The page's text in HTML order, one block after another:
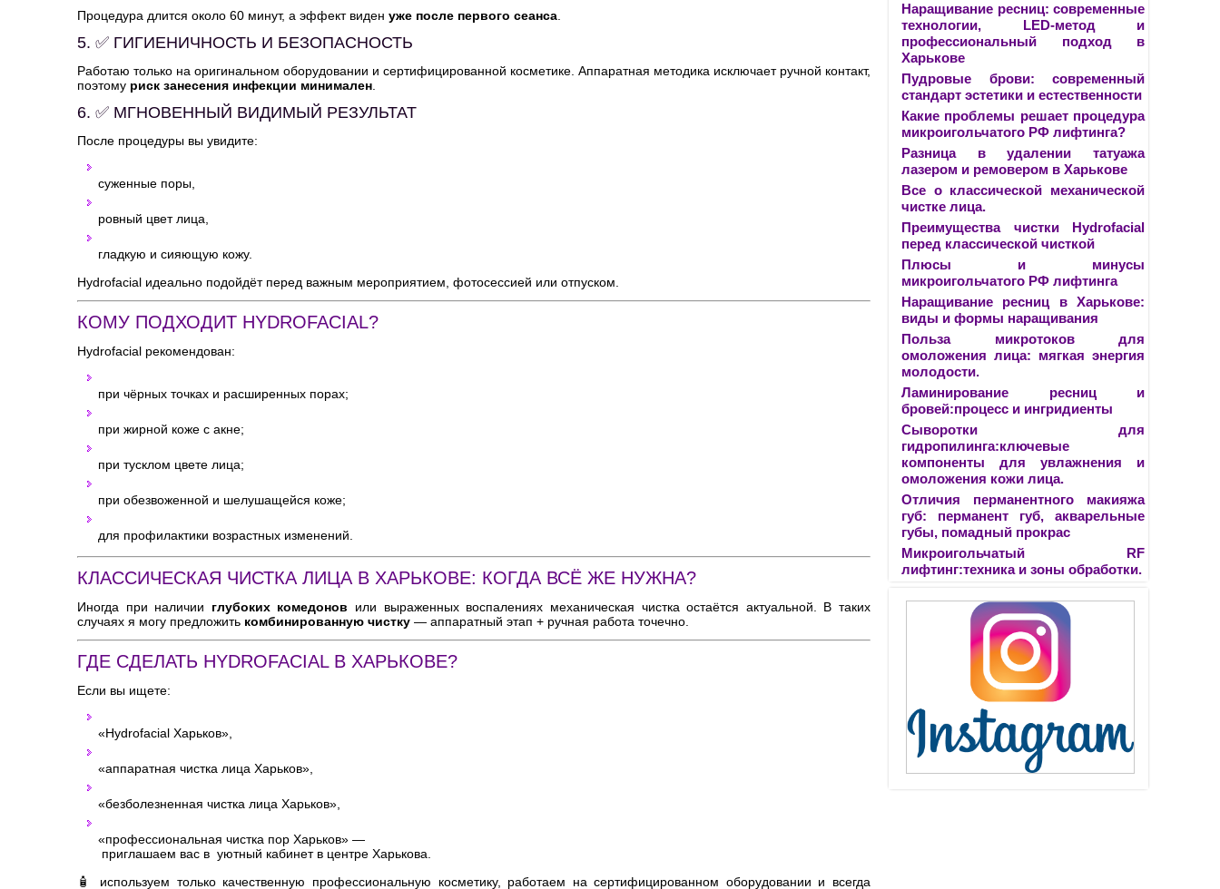
Процедура длится около 60 минут, а эффект виден уже после первого сеанса
5. ✅ ГИГИЕНИЧНОСТЬ И БЕЗОПАСНОСТЬ
Работаю только на оригинальном оборудовании и сертифицированной косметике. Аппаратная методика исключает ручной контакт,
поэтому риск занесения инфекции минимален
6. ✅ МГНОВЕННЫЙ ВИДИМЫЙ РЕЗУЛЬТАТ
После процедуры вы увидите:
суженные поры,
ровный цвет лица,
гладкую и сияющую кожу.
Hydrofacial идеально подойдёт перед важным мероприятием, фотосессией или отпуском.
КОМУ ПОДХОДИТ HYDROFACIAL?
Hydrofacial рекомендован:
при чёрных точках и расширенных порах;
при жирной коже с акне;
при тусклом цвете лица;
при обезвоженной и шелушащейся коже;
для профилактики возрастных изменений.
КЛАССИЧЕСКАЯ ЧИСТКА ЛИЦА В ХАРЬКОВЕ: КОГДА ВСЁ ЖЕ НУЖНА?
Иногда при наличии глубоких комедонов или выраженных воспалениях механическая чистка остаётся актуальной. В таких
случаях я могу предложить комбинированную чистку — аппаратный этап + ручная работа точечно.
ГДЕ СДЕЛАТЬ HYDROFACIAL В ХАРЬКОВЕ?
Если вы ищете:
«Hydrofacial Харьков»,
«аппаратная чистка лица Харьков»,
«безболезненная чистка лица Харьков»,
«профессиональная чистка пор Харьков» —
приглашаем вас в уютный кабинет в центре Харькова.
🧴 используем только качественную профессиональную косметику, работаем на сертифицированном оборудовании и всегда
Наращивание ресниц: современные
технологии, LED-метод и
профессиональный подход в
Харькове
Пудровые брови: современный
стандарт эстетики и естественности
Какие проблемы решает процедура
микроигольчатого РФ лифтинга?
Разница в удалении татуажа
лазером и ремовером в Харькове
Все о классической механической
чистке лица.
Преимущества чистки Hydrofacial
перед классической чисткой
Плюсы и минусы
микроигольчатого РФ лифтинга
Наращивание ресниц в Харькове:
виды и формы наращивания
Польза микротоков для
омоложения лица: мягкая энергия
молодости.
Ламинирование ресниц и
бровей:процесс и ингридиенты
Сыворотки для
гидропилинга:ключевые
компоненты для увлажнения и
омоложения кожи лица.
Отличия перманентного макияжа
губ: перманент губ, акварельные
губы, помадный прокрас
Микроигольчатый RF
лифтинг:техника и зоны обработки.